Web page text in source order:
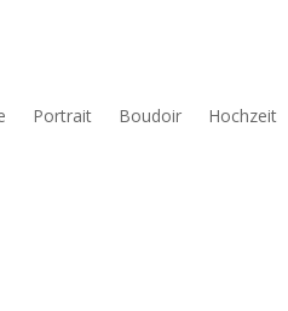
Portrait Boudoir Hochzeit